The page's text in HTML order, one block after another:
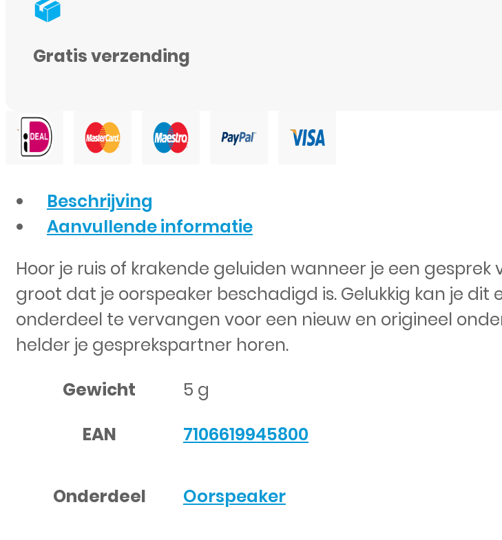
aantal
Gratis verzending
Beschrijving
Aanvullende informatie
Hoor je ruis of krakende geluiden wanneer je een gesprek
groot dat je oorspeaker beschadigd is. Gelukkig kan je
onderdeel te vervangen voor een nieuw en origineel
helder je gesprekspartner horen.
Gewicht
5 g
EAN
7106619945800
Onderdeel Oorspeaker